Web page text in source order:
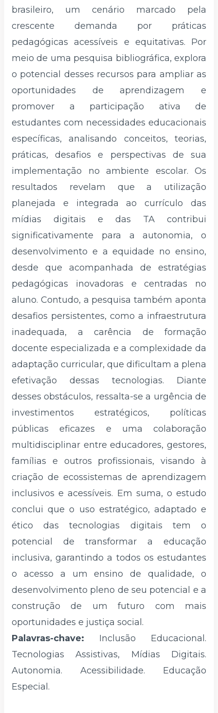
brasileiro, um cenário marcado pela
crescente demanda por práticas
pedagógicas acessíveis e equitativas. Por
meio de uma pesquisa bibliográfica, explora
o potencial desses recursos para ampliar as
oportunidades de aprendizagem e
promover a participação ativa de
estudantes com necessidades educacionais
específicas, analisando conceitos, teorias,
práticas, desafios e perspectivas de sua
implementação no ambiente escolar. Os
resultados revelam que a utilização
planejada e integrada ao currículo das
mídias digitais e das TA contribui
significativamente para a autonomia, o
desenvolvimento e a equidade no ensino,
desde que acompanhada de estratégias
pedagógicas inovadoras e centradas no
aluno. Contudo, a pesquisa também aponta
desafios persistentes, como a infraestrutura
inadequada, a carência de formação
docente especializada e a complexidade da
adaptação curricular, que dificultam a plena
efetivação dessas tecnologias. Diante
desses obstáculos, ressalta-se a urgência de
investimentos estratégicos, políticas
públicas eficazes e uma colaboração
multidisciplinar entre educadores, gestores,
famílias e outros profissionais, visando à
criação de ecossistemas de aprendizagem
inclusivos e acessíveis. Em suma, o estudo
conclui que o uso estratégico, adaptado e
ético das tecnologias digitais tem o
potencial de transformar a educação
inclusiva, garantindo a todos os estudantes
o acesso a um ensino de qualidade, o
desenvolvimento pleno de seu potencial e a
construção de um futuro com mais
oportunidades e justiça social.
Palavras-chave: Inclusão Educacional.
Tecnologias Assistivas, Mídias Digitais.
Autonomia. Acessibilidade. Educação
Especial.